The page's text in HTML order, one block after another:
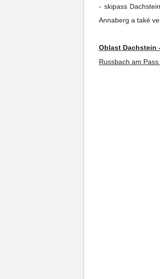
- skipass
Annaberg a také
Oblast Dachstein
Russbach am